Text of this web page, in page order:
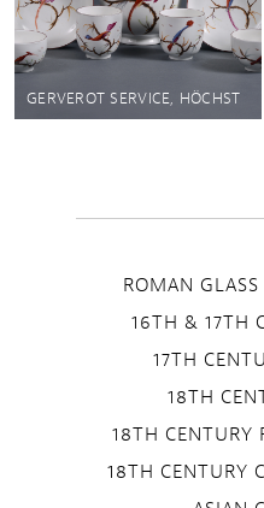
GERVEROT SERVICE, HÖCHST
ROMAN
16TH & 17TH
17TH
18TH
18TH CENTURY
18TH CENTURY